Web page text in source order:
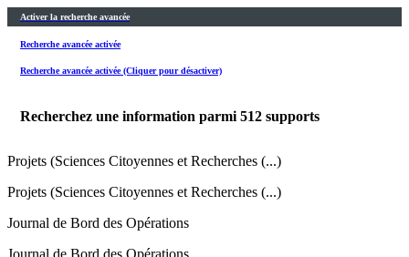
Activer la recherche avancée
Recherche avancée activée
Recherche avancée activée (Cliquer pour désactiver)
Recherchez une information parmi 512 supports
Projets (Sciences Citoyennes et Recherches (...)
Projets (Sciences Citoyennes et Recherches (...)
Journal de Bord des Opérations